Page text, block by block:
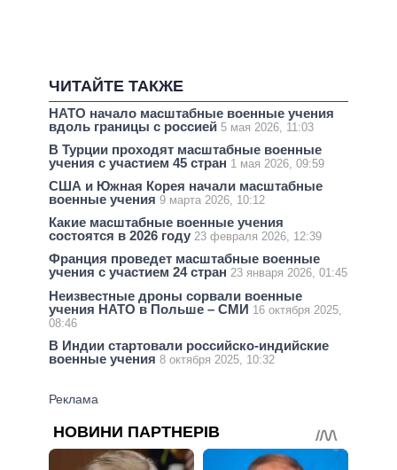
ЧИТАЙТЕ ТАКЖЕ
НАТО начало масштабные военные учения
вдоль границы с россией 5 мая 2026, 11:03
В Турции проходят масштабные военные
учения с участием 45 стран 1 мая 2026, 09:59
США и Южная Корея начали масштабные
военные учения 9 марта 2026, 10:12
Какие масштабные военные учения
состоятся в 2026 году 23 февраля 2026, 12:39
Франция проведет масштабные военные
учения с участием 24 стран 23 января 2026, 01:45
Неизвестные дроны сорвали военные
учения НАТО в Польше – СМИ 16 октября 2025,
08:46
В Индии стартовали российско-индийские
военные учения 8 октября 2025, 10:32